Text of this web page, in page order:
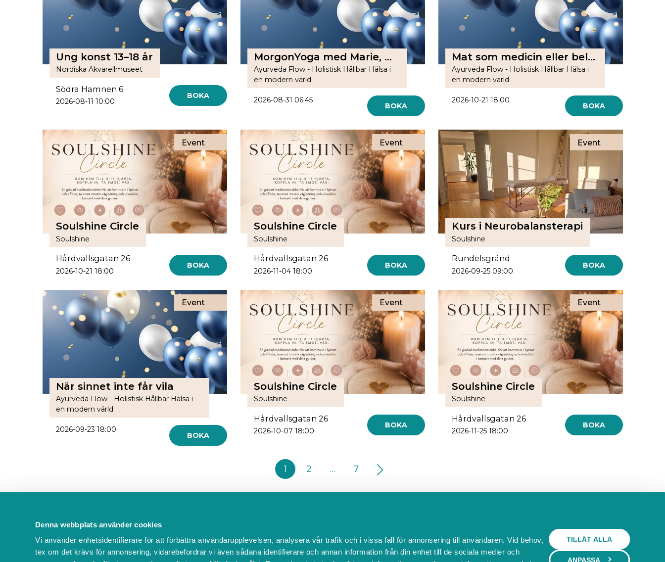
Denna webbplats använder cookies
Vi använder enhetsidentifierare för att förbättra användarupplevelsen, analysera vår trafik och i vissa fall för annonsering till användaren. Vid behov,
tex om det krävs för annonsering, vidarebefordrar vi även sådana identifierare och annan information från din enhet till de sociala medier och
TILLÅT ALLA
ANPASSA
Ung konst 13–18 år
Nordiska Akvarellmuseet
Södra Hamnen 6
2026-08-11 10:00
BOKA
MorgonYoga med Marie, Online
Ayurveda Flow - Holistisk Hållbar Hälsa i
en modern värld
2026-08-31 06:45
BOKA
Mat som medicin eller belastning?
Ayurveda Flow - Holistisk Hållbar Hälsa i
en modern värld
2026-10-21 18:00
BOKA
Event
Soulshine Circle
Soulshine
Hårdvallsgatan 26
2026-10-21 18:00
BOKA
Event
Soulshine Circle
Soulshine
Hårdvallsgatan 26
2026-11-04 18:00
BOKA
Event
Kurs i Neurobalansterapi
Soulshine
Rundelsgränd
2026-09-25 09:00
BOKA
Event
När sinnet inte får vila
Ayurveda Flow - Holistisk Hållbar Hälsa i
en modern värld
2026-09-23 18:00
BOKA
Event
Soulshine Circle
Soulshine
Hårdvallsgatan 26
2026-10-07 18:00
BOKA
Event
Soulshine Circle
Soulshine
Hårdvallsgatan 26
2026-11-25 18:00
BOKA
1 2 … 7
Kontakta oss
FAQ
Kontakta Support
support@boka.se
010-10 10 360
Behöver du ett bokningssystem?
SKAPA BOKNINGSSYSTEM